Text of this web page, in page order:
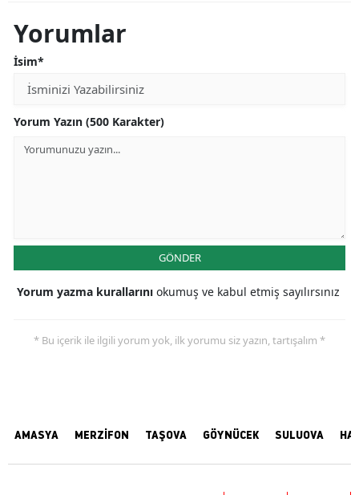
Yorumlar
İsim*
Yorum Yazın (500 Karakter)
GÖNDER
Yorum yazma kurallarını okumuş ve kabul etmiş sayılırsınız
* Bu içerik ile ilgili yorum yok, ilk yorumu siz yazın, tartışalım *
AMASYA MERZİFON TAŞOVA GÖYNÜCEK SULUOVA